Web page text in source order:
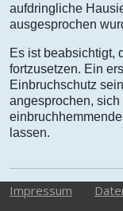
aufdringliche
ausgesprochen
Es ist beabsichtigt,
fortzusetzen. Ein
Einbruchschutz
angesprochen,
lassen.
Impressum